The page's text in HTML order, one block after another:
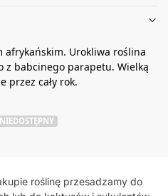
afrykańskim. Urokliwa roślina
z babcinego parapetu. Wielką
przez cały rok.
NIEDOSTĘPNY
roślinę przesadzamy do